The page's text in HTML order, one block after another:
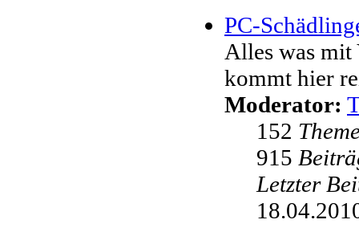
PC-
Alles was mit
kommt hier
Moderator:
152
915
Letzter